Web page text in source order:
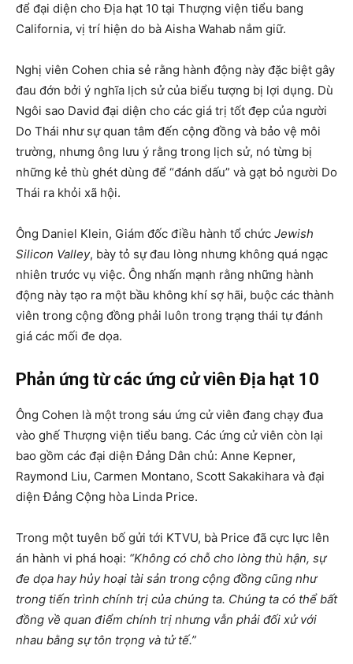
để đại diện cho Địa hạt 10 tại Thượng viện tiểu bang
California, vị trí hiện do bà Aisha Wahab nắm giữ.
Nghị viên Cohen chia sẻ rằng hành động này đặc biệt gây
đau đớn bởi ý nghĩa lịch sử của biểu tượng bị lợi dụng. Dù
Ngôi sao David đại diện cho các giá trị tốt đẹp của người
Do Thái như sự quan tâm đến cộng đồng và bảo vệ môi
trường, nhưng ông lưu ý rằng trong lịch sử, nó từng bị
những kẻ thù ghét dùng để “đánh dấu” và gạt bỏ người Do
Thái ra khỏi xã hội.
Ông Daniel Klein, Giám đốc điều hành tổ chức Jewish
Silicon Valley, bày tỏ sự đau lòng nhưng không quá ngạc
nhiên trước vụ việc. Ông nhấn mạnh rằng những hành
động này tạo ra một bầu không khí sợ hãi, buộc các thành
viên trong cộng đồng phải luôn trong trạng thái tự đánh
giá các mối đe dọa.
Phản ứng từ các ứng cử viên Địa hạt 10
Ông Cohen là một trong sáu ứng cử viên đang chạy đua
vào ghế Thượng viện tiểu bang. Các ứng cử viên còn lại
bao gồm các đại diện Đảng Dân chủ: Anne Kepner,
Raymond Liu, Carmen Montano, Scott Sakakihara và đại
diện Đảng Cộng hòa Linda Price.
Trong một tuyên bố gửi tới KTVU, bà Price đã cực lực lên
án hành vi phá hoại: “Không có chỗ cho lòng thù hận, sự
đe dọa hay hủy hoại tài sản trong cộng đồng cũng như
trong tiến trình chính trị của chúng ta. Chúng ta có thể bất
đồng về quan điểm chính trị nhưng vẫn phải đối xử với
nhau bằng sự tôn trọng và tử tế.”